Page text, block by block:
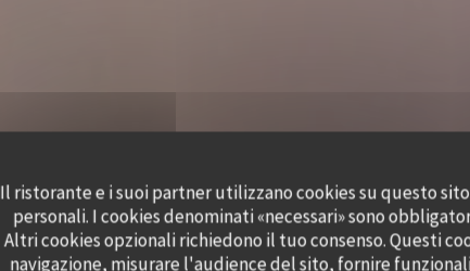
Il ristorante e i suoi partner utilizzano cookies su questo
personali. I cookies denominati «necessari» sono
Altri cookies opzionali richiedono il tuo consenso. Questi
navigazione, misurare l'audience del sito, fornire